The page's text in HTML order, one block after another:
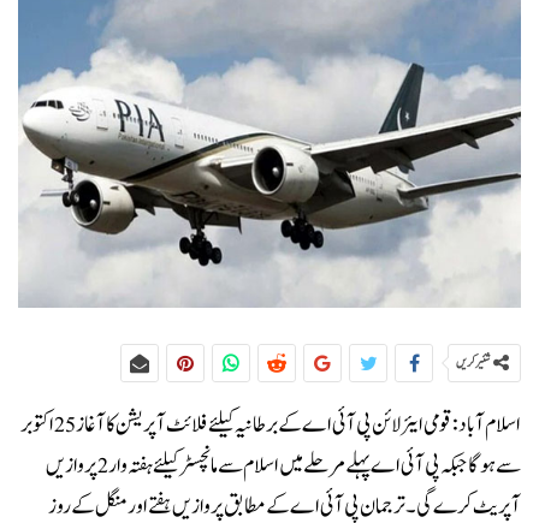
شئیر کریں
اسلام آباد: قومی ایئر لائن پی آئی اے کے برطانیہ کیلئے فلائٹ آپریشن کا آغاز 25 اکتوبر
سے ہوگا جبکہ پی آئی اے پہلے مرحلے میں اسلام سے مانچسٹر کیلئے ہفتہ وار 2 پروازیں
آپریٹ کرے گی۔ترجمان پی آئی اے کے مطابق پروازیں ہفتے اور منگل کے روز